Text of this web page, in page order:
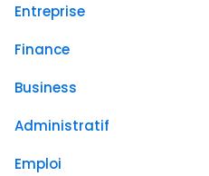
Entreprise
Finance
Business
Administratif
Emploi